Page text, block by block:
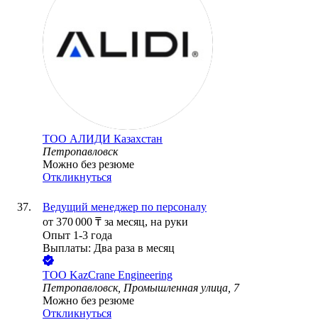
ТОО АЛИДИ Казахстан
Петропавловск
Можно без резюме
Откликнуться
Ведущий менеджер по персоналу
от 370 000 ₸ за месяц, на руки
Опыт 1-3 года
Выплаты: Два раза в месяц
ТОО KazCrane Engineering
Петропавловск, Промышленная улица, 7
Можно без резюме
Откликнуться